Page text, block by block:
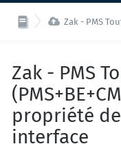
 Zak - PMS Tout-en-un
Zak - PMS
propriété
interface